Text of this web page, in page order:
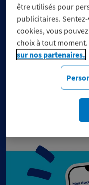
Réduisez
vos
Découvrez notre
être utilisés pour
publicitaires.
cookies, vous
choix à tout moment.
sur nos partenaires.